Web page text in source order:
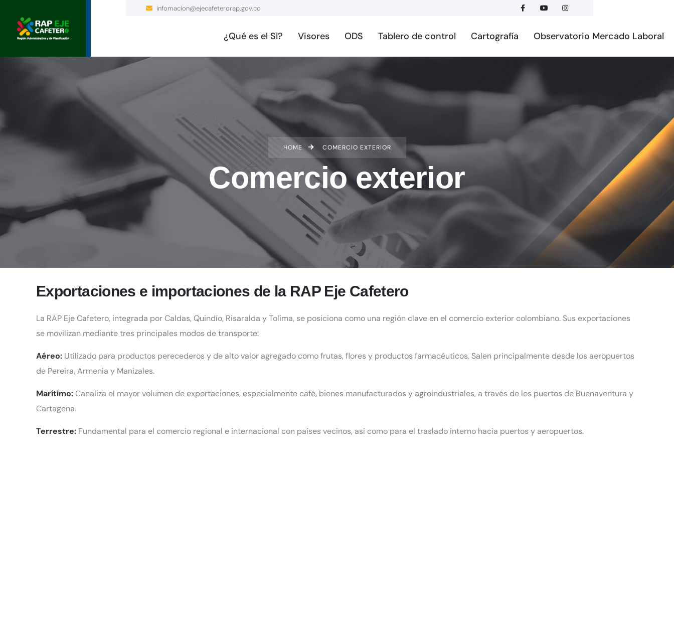
infomacion@ejecafeterorap.gov.co
¿Qué es el SI? Visores ODS Tablero de control Cartografía Observatorio Mercado Laboral
HOME COMERCIO EXTERIOR
Comercio exterior
Exportaciones e importaciones de la RAP Eje Cafetero
La RAP Eje Cafetero, integrada por Caldas, Quindío, Risaralda y Tolima, se posiciona como una región clave en el comercio exterior colombiano. Sus exportaciones
se movilizan mediante tres principales modos de transporte:
Aéreo: Utilizado para productos perecederos y de alto valor agregado como frutas, flores y productos farmacéuticos. Salen principalmente desde los aeropuertos
de Pereira, Armenia y Manizales.
Marítimo:Canaliza el mayor volumen de exportaciones, especialmente café, bienes manufacturados y agroindustriales, a través de los puertos de Buenaventura y
Cartagena.
Terrestre: Fundamental para el comercio regional e internacional con países vecinos, así como para el traslado interno hacia puertos y aeropuertos.